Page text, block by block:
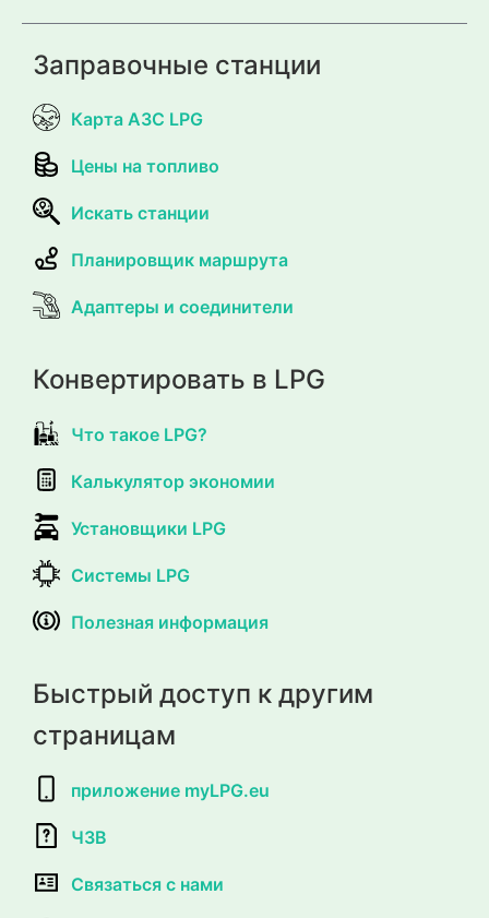
Заправочные станции
Карта АЗС LPG
Цены на топливо
Искать станции
Планировщик маршрута
Адаптеры и соединители
Конвертировать в LPG
Что такое LPG?
Калькулятор экономии
Установщики LPG
Системы LPG
Полезная информация
Быстрый доступ к другим
страницам
приложение myLPG.eu
ЧЗВ
Связаться с нами